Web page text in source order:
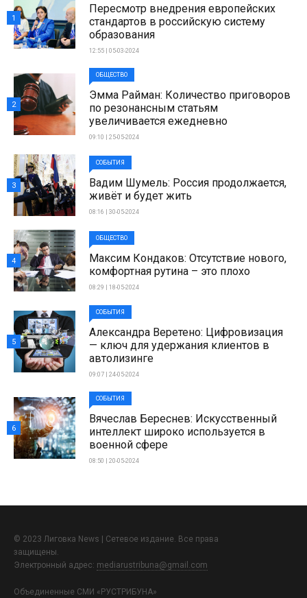
Пересмотр внедрения европейских
стандартов в российскую систему
образования
12:55 | 05-03-2024
1
ОБЩЕСТВО
Эмма Райман: Количество приговоров
по резонансным статьям
увеличивается ежедневно
09:10 | 25-05-2024
2
СОБЫТИЯ
Вадим Шумель: Россия продолжается,
живёт и будет жить
08:16 | 30-05-2024
3
ОБЩЕСТВО
Максим Кондаков: Отсутствие нового,
комфортная рутина – это плохо
08:29 | 18-05-2024
4
СОБЫТИЯ
Александра Веретено: Цифровизация
— ключ для удержания клиентов в
автолизинге
09:07 | 24-05-2024
5
СОБЫТИЯ
Вячеслав Береснев: Искусственный
интеллект широко используется в
военной сфере
08:50 | 20-05-2024
6
© 2023 Лиговка News | Сетевое издание. Все права
защищены.
Электронный адрес: mediarustribuna@gmail.com
Объединенные СМИ «РУСТРИБУНА»